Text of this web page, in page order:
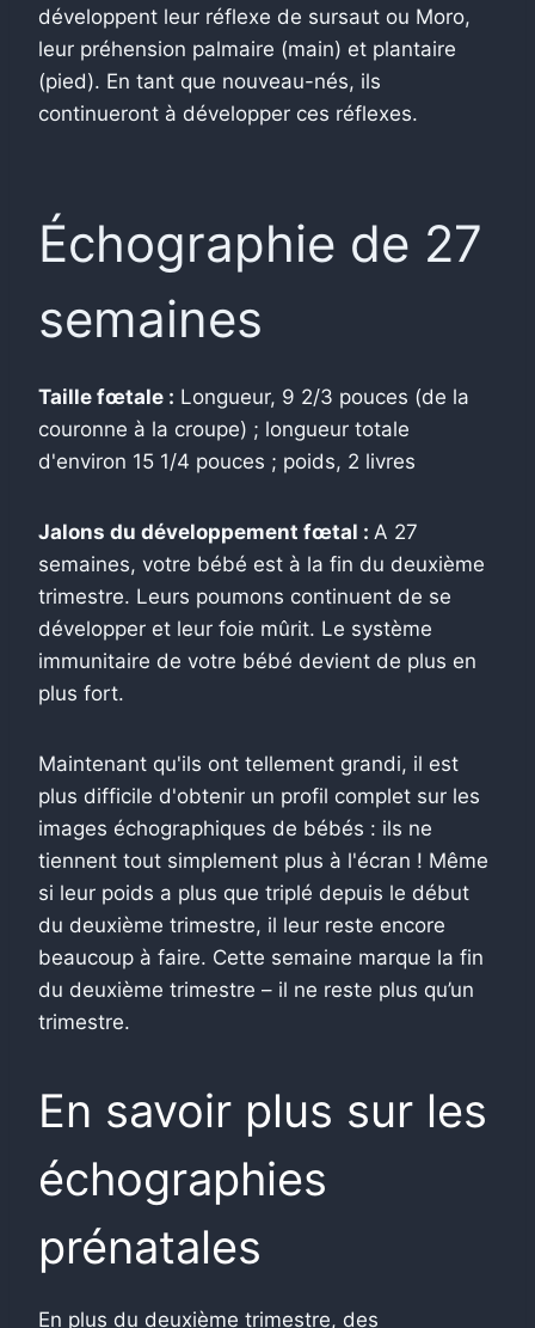
développent leur réflexe de sursaut ou Moro,
leur préhension palmaire (main) et plantaire
(pied). En tant que nouveau-nés, ils
continueront à développer ces réflexes.
Échographie de 27
semaines
Taille fœtale : Longueur, 9 2/3 pouces (de la
couronne à la croupe) ; longueur totale
d'environ 15 1/4 pouces ; poids, 2 livres
Jalons du développement fœtal : A 27
semaines, votre bébé est à la fin du deuxième
trimestre. Leurs poumons continuent de se
développer et leur foie mûrit. Le système
immunitaire de votre bébé devient de plus en
plus fort.
Maintenant qu'ils ont tellement grandi, il est
plus difficile d'obtenir un profil complet sur les
images échographiques de bébés : ils ne
tiennent tout simplement plus à l'écran ! Même
si leur poids a plus que triplé depuis le début
du deuxième trimestre, il leur reste encore
beaucoup à faire. Cette semaine marque la fin
du deuxième trimestre – il ne reste plus qu’un
trimestre.
En savoir plus sur les
échographies
prénatales
En plus du deuxième trimestre, des